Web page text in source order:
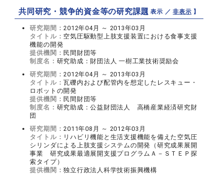
共同研究・競争的資金等の研究課題【 表示 ／非表示 】
研究期間：2012年04月 ～ 2013年03月
タイトル： 空気圧駆動型上肢支援装置における食事支援
機能の開発
提供機関： 民間財団等
制度名： 研究助成：財団法人 一樹工業技術奨励会
研究期間：2012年04月 ～ 2013年03月
タイトル：瓦礫内および配管内を想定したレスキュー・
ロボットの開発
提供機関： 民間財団等
制度名： 研究助成：公益財団法人 高橋産業経済研究財
団
研究期間：2011年08月 ～ 2012年03月
タイトル： リハビリ機能と生活支援機能を備えた空気圧
シリンダによる上肢支援システムの開発（研究成果展開
事業 研究成果最適展開支援プログラムＡ－ＳＴＥＰ探
索タイプ）
提供機関：独立行政法人科学技術振興機構